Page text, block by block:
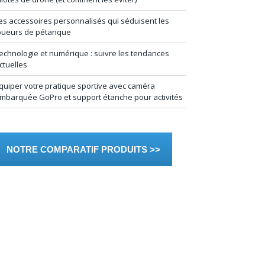
accessoires personnalisés qui séduisent les
de pétanque
et numérique : suivre les tendances
votre pratique sportive avec caméra
GoPro et support étanche pour activités
NOTRE COMPARATIF PRODUITS >>